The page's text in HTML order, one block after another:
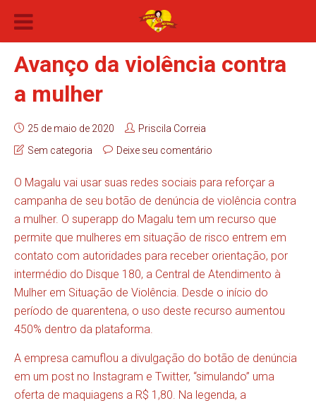
Avanço da violência contra
a mulher
25 de maio de 2020
Priscila Correia
Sem categoria
Deixe seu comentário
O Magalu vai usar suas redes sociais para reforçar a
campanha de seu botão de denúncia de violência contra
a mulher. O superapp do Magalu tem um recurso que
permite que mulheres em situação de risco entrem em
contato com autoridades para receber orientação, por
intermédio do Disque 180, a Central de Atendimento à
Mulher em Situação de Violência. Desde o início do
período de quarentena, o uso deste recurso aumentou
450% dentro da plataforma.
A empresa camuflou a divulgação do botão de denúncia
em um post no Instagram e Twitter, “simulando” uma
oferta de maquiagens a R$ 1,80. Na legenda, a